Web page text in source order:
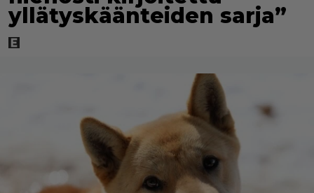
yllätyskäänteiden sarja”